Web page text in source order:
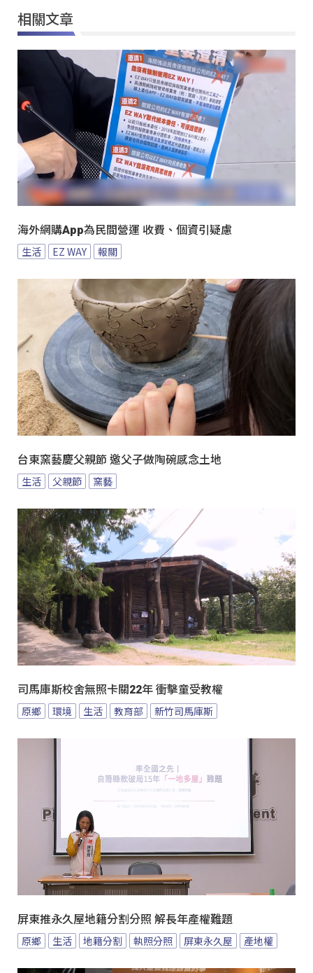
相關文章
海外網購App為民間營運 收費、個資引疑慮
生活 EZ WAY 報關
台東窯藝慶父親節 邀父子做陶碗感念土地
生活 父親節 窯藝
司馬庫斯校舍無照卡關22年 衝擊童受教權
原鄉 環境 生活 教育部 新竹司馬庫斯
屏東推永久屋地籍分割分照 解長年產權難題
原鄉 生活 地籍分割 執照分照 屏東永久屋 產地權